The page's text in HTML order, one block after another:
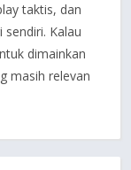
taktis, dan
Kalau
dimainkan
masih relevan